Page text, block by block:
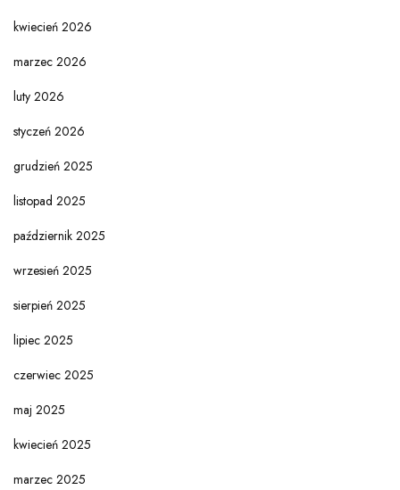
kwiecień 2026
marzec 2026
luty 2026
styczeń 2026
grudzień 2025
listopad 2025
październik 2025
wrzesień 2025
sierpień 2025
lipiec 2025
czerwiec 2025
maj 2025
kwiecień 2025
marzec 2025